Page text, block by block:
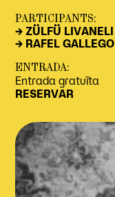
PARTICIPANTS:
→ ZÜLFÜ LIVANELI
→ RAFEL GALLEGO
ENTRADA:
Entrada gratuïta
RESERVAR